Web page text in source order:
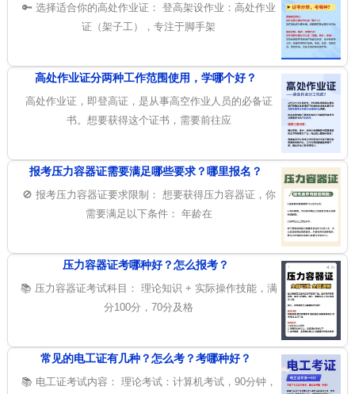
🔑 选择适合你的高处作业证： 登高架设作业：高处作业
证（架子工），专注于脚手架
高处作业证分两种工作范围使用，学哪个好？
高处作业证，即登高证，是从事高空作业人员的必备证
书。想要获得这个证书，需要前往应
报考压力容器证需要满足哪些要求？哪里报名？
🚫 报考压力容器证要求限制： 想要获得压力容器证，你
需要满足以下条件： 年龄在
压力容器证考哪种好？怎么报考？
📚 压力容器证考试科目： 理论知识 + 实际操作技能，满
分100分，70分及格
常见的电工证有几种？怎么考？考哪种好？
📚 电工证考试内容： 理论考试：计算机考试，90分钟，